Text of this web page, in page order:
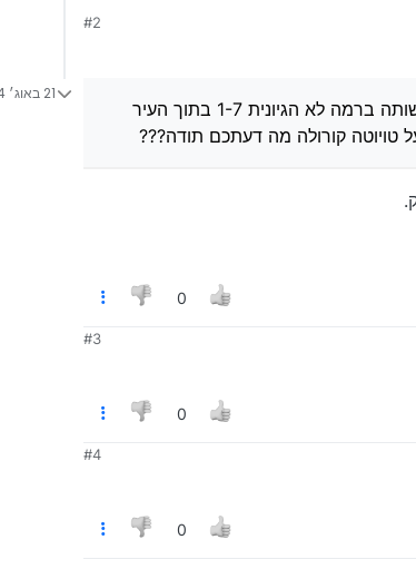
#2
ברשותי הונדה סיוויק ברצוני ללכת על רכב באותה רמה אמינה בגלל הדלק שהסיויק שותה ברמה לא הגיונית 1-7 בתוך העיר
טויוטה קורולה מה דעתכם תודה???
0
#3
0
#4
0
21 באוג׳ 2024, 19:14